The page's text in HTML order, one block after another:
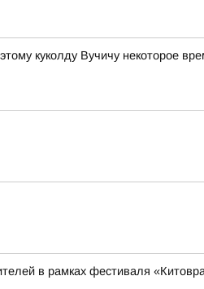
куколду Вучичу некоторое
в рамках фестиваля